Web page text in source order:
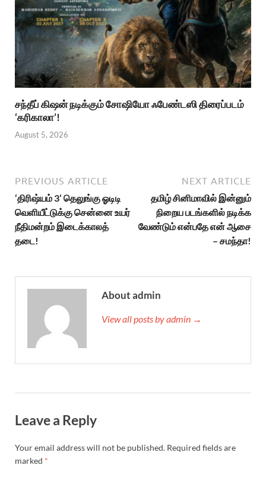
சந்தீப் கிஷன் நடிக்கும் சோஷியோ ஃபேண்டஸி திரைப்படம்
‘கரிகாலா’!
August 5, 2026
PREVIOUS ARTICLE
‘திரிஷ்யம் 3’ தெலுங்கு ஓடிடி
வெளியீட்டுக்கு சென்னை உயர்
நீதிமன்றம் இடைக்காலத்
தடை!
NEXT ARTICLE
தமிழ் சினிமாவில் இன்னும்
நிறைய படங்களில் நடிக்க
வேண்டும் என்பதே என் ஆசை
– சமந்தா!
About admin
View all posts by admin →
Leave a Reply
Your email address will not be published. Required fields are
marked *